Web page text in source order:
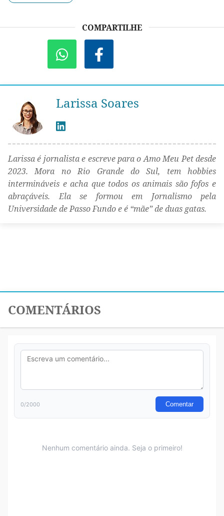
COMPARTILHE
Larissa Soares
Larissa é jornalista e escreve para o Amo Meu Pet desde
2023. Mora no Rio Grande do Sul, tem hobbies
intermináveis e acha que todos os animais são fofos e
abraçáveis. Ela se formou em Jornalismo pela
Universidade de Passo Fundo e é “mãe” de duas gatas.
COMENTÁRIOS